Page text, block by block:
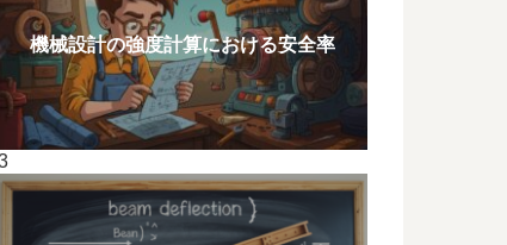
機械設計の強度計算における安全率